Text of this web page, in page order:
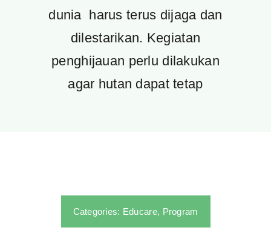
dunia harus terus dijaga dan
dilestarikan. Kegiatan
penghijauan perlu dilakukan
agar hutan dapat tetap
Categories: Educare, Program